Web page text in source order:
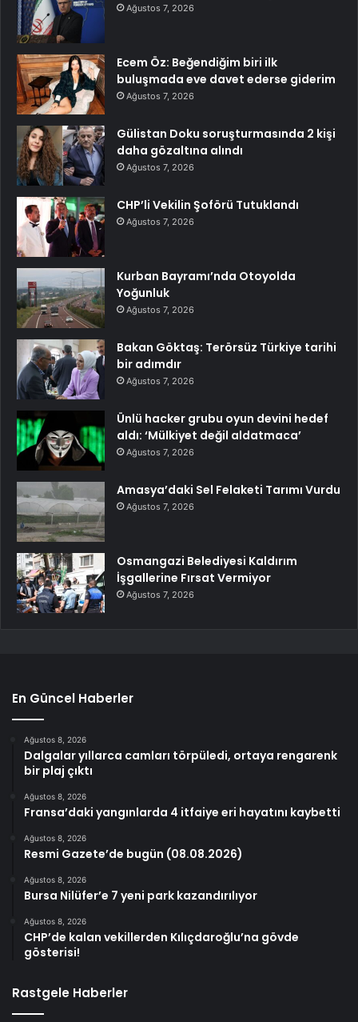
Ağustos 7, 2026
Ecem Öz: Beğendiğim biri ilk
buluşmada eve davet ederse giderim
Ağustos 7, 2026
Gülistan Doku soruşturmasında 2 kişi
daha gözaltına alındı
Ağustos 7, 2026
CHP’li Vekilin Şoförü Tutuklandı
Ağustos 7, 2026
Kurban Bayramı’nda Otoyolda
Yoğunluk
Ağustos 7, 2026
Bakan Göktaş: Terörsüz Türkiye tarihi
bir adımdır
Ağustos 7, 2026
Ünlü hacker grubu oyun devini hedef
aldı: ‘Mülkiyet değil aldatmaca’
Ağustos 7, 2026
Amasya’daki Sel Felaketi Tarımı Vurdu
Ağustos 7, 2026
Osmangazi Belediyesi Kaldırım
İşgallerine Fırsat Vermiyor
Ağustos 7, 2026
En Güncel Haberler
Ağustos 8, 2026
Dalgalar yıllarca camları törpüledi, ortaya rengarenk
bir plaj çıktı
Ağustos 8, 2026
Fransa’daki yangınlarda 4 itfaiye eri hayatını kaybetti
Ağustos 8, 2026
Resmi Gazete’de bugün (08.08.2026)
Ağustos 8, 2026
Bursa Nilüfer’e 7 yeni park kazandırılıyor
Ağustos 8, 2026
CHP’de kalan vekillerden Kılıçdaroğlu’na gövde
gösterisi!
Rastgele Haberler